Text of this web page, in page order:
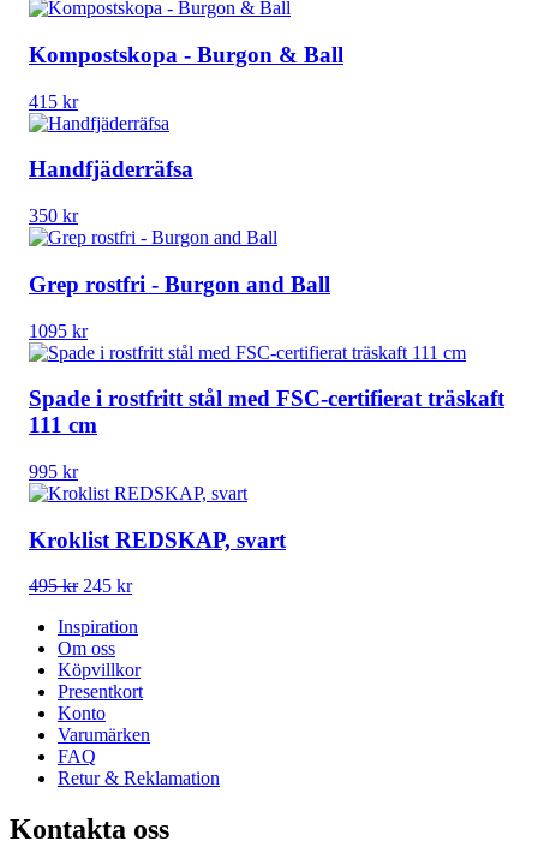
Kompostskopa - Burgon & Ball
415 kr
Handfjäderräfsa
350 kr
Grep rostfri - Burgon and Ball
1095 kr
Spade i rostfritt stål med FSC-certifierat träskaft
111 cm
995 kr
Kroklist REDSKAP, svart
495kr Det
priset
var:
495 kr.
245 krDet
priset
245 kr.
Inspiration
Om oss
Köpvillkor
Presentkort
Konto
Varumärken
FAQ
Retur & Reklamation
Kontakta oss